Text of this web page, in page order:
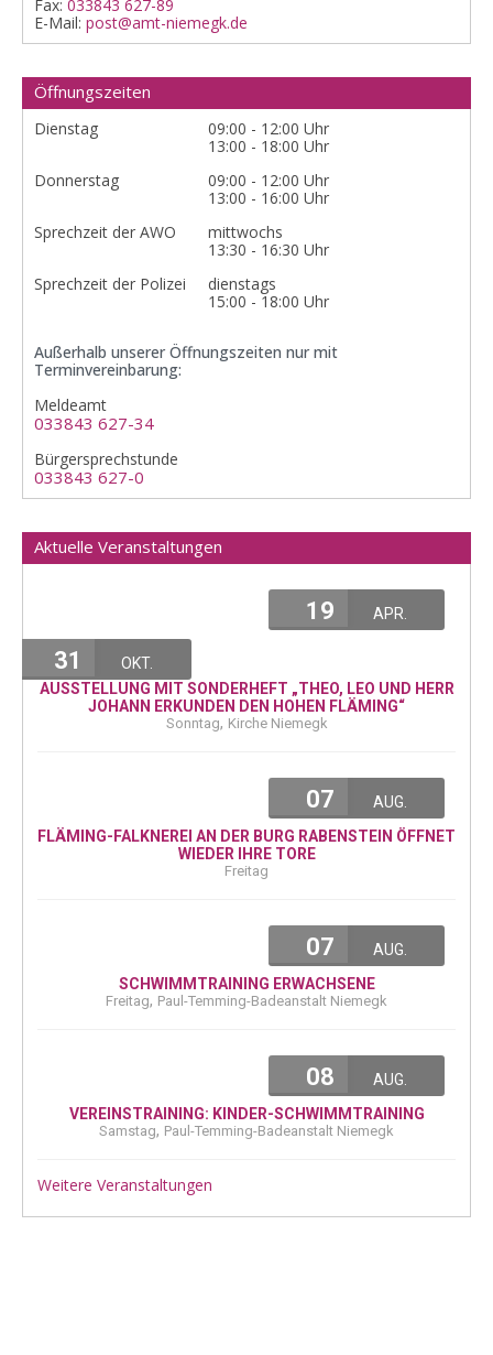
Fax: 033843 627-89
E-Mail: post@amt-niemegk.de
Öffnungszeiten
Dienstag
09:00 - 12:00 Uhr
13:00 - 18:00 Uhr
Donnerstag
09:00 - 12:00 Uhr
13:00 - 16:00 Uhr
Sprechzeit der AWO
mittwochs
13:30 - 16:30 Uhr
Sprechzeit der Polizei
dienstags
15:00 - 18:00 Uhr
Außerhalb unserer Öffnungszeiten nur mit
Terminvereinbarung:
Meldeamt
033843 627-34
Bürgersprechstunde
033843 627-0
Aktuelle Veranstaltungen
19 APR.
31
OKT.
AUSSTELLUNG MIT SONDERHEFT „THEO, LEO UND HERR
JOHANN ERKUNDEN DEN HOHEN FLÄMING“
Sonntag, Kirche Niemegk
07
AUG.
FLÄMING-FALKNEREI AN DER BURG RABENSTEIN ÖFFNET
WIEDER IHRE TORE
Freitag
07
AUG.
SCHWIMMTRAINING ERWACHSENE
Freitag, Paul-Temming-Badeanstalt Niemegk
08
AUG.
VEREINSTRAINING: KINDER-SCHWIMMTRAINING
Samstag, Paul-Temming-Badeanstalt Niemegk
Weitere Veranstaltungen